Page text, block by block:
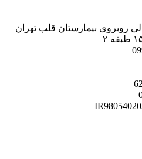
روبروی بیمارستان قلب تهران